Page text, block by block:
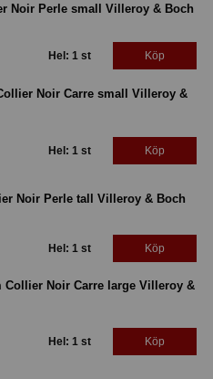
Noir Perle small Villeroy & Boch
Hel: 1 st Köp
Noir Carre small Villeroy &
Hel: 1 st Köp
Noir Perle tall Villeroy & Boch
Hel: 1 st Köp
Collier Noir Carre large Villeroy &
Hel: 1 st Köp